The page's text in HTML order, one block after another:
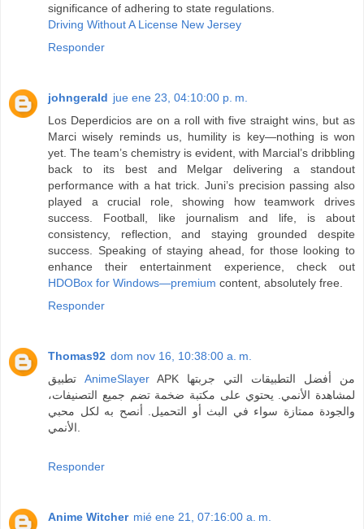
significance of adhering to state regulations.
Driving Without A License New Jersey
Responder
johngerald jue ene 23, 04:10:00 p. m.
Los Deperdicios are on a roll with five straight wins, but as
Marci wisely reminds us, humility is key—nothing is won
yet. The team’s chemistry is evident, with Marcial’s dribbling
back to its best and Melgar delivering a standout
performance with a hat trick. Juni’s precision passing also
played a crucial role, showing how teamwork drives
success. Football, like journalism and life, is about
consistency, reflection, and staying grounded despite
success. Speaking of staying ahead, for those looking to
enhance their entertainment experience, check out
HDOBox for Windows—premium content, absolutely free.
Responder
Thomas92 dom nov 16, 10:38:00 a. m.
AnimeSlayer APK من أفضل التطبيقات التي جربتها
لمشاهدة الأنمي. يحتوي على مكتبة ضخمة تضم جميع التصنيفات،
والجودة ممتازة سواء في البث أو التحميل. أنصح به لكل محبي
Responder
Anime Witcher mié ene 21, 07:16:00 a. m.